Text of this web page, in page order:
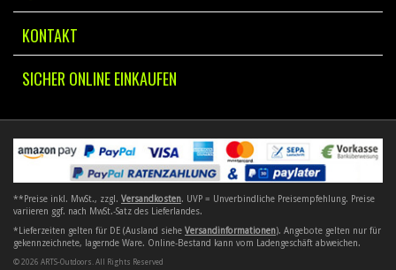
KONTAKT
SICHER ONLINE EINKAUFEN
**Preise inkl. MwSt., zzgl. Versandkosten. UVP = Unverbindliche Preisempfehlung. Preise
variieren ggf. nach MwSt.-Satz des Lieferlandes.
*Lieferzeiten gelten für DE (Ausland siehe Versandinformationen). Angebote gelten nur für
gekennzeichnete, lagernde Ware. Online-Bestand kann vom Ladengeschäft abweichen.
© 2026 ARTS-Outdoors. All Rights Reserved